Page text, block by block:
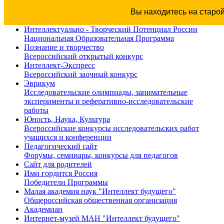
Вы находитесь на
Интеллектуально - Творческий Потенциал России
Национальная Образовательная Программа
Познание и творчество
Всероссийский открытый конкурс
Интеллект-Экспресс
Всероссийский заочный конкурс
Эврикум
Исследовательские олимпиады, занимательные
эксперименты и реферативно-исследовательские
работы
Юность, Наука, Культура
Всероссийские конкурсы исследовательских работ
учащихся и конференции
Педагогический сайт
Форумы, семинары, конкурсы для педагогов
Сайт для родителей
Ими гордится Россия
Победители Программы
Малая академия наук "Интеллект будущего"
Общероссийская общественная организация
Академиан
Интернет-музей МАН "Интеллект будущего"